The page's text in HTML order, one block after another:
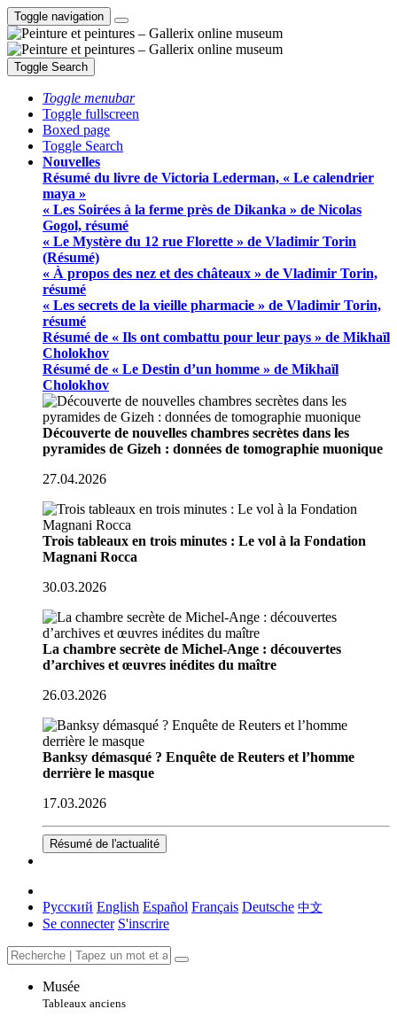
Toggle navigation
Toggle Search
Toggle menubar
Toggle fullscreen
Boxed page
Toggle Search
Nouvelles
Résumé du livre de Victoria Lederman, « Le calendrier
maya »
« Les Soirées à la ferme près de Dikanka » de Nicolas
Gogol, résumé
« Le Mystère du 12 rue Florette » de Vladimir Torin
(Résumé)
« À propos des nez et des châteaux » de Vladimir Torin,
résumé
« Les secrets de la vieille pharmacie » de Vladimir Torin,
résumé
Résumé de « Ils ont combattu pour leur pays » de Mikhaïl
Cholokhov
Résumé de « Le Destin d’un homme » de Mikhaïl
Cholokhov
Découverte de nouvelles chambres secrètes dans les
pyramides de Gizeh : données de tomographie muonique
27.04.2026
Trois tableaux en trois minutes : Le vol à la Fondation
Magnani Rocca
30.03.2026
La chambre secrète de Michel-Ange : découvertes
d’archives et œuvres inédites du maître
26.03.2026
Banksy démasqué ? Enquête de Reuters et l’homme
derrière le masque
17.03.2026
Résumé de l'actualité
Русский English Español Français Deutsche 中文
Se connecter S'inscrire
Musée
Tableaux anciens